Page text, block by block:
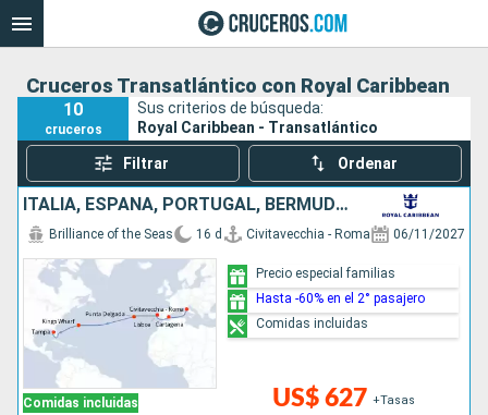
Cruceros Transatlántico con Royal Caribbean
10
cruceros
Sus criterios de búsqueda:
Royal Caribbean - Transatlántico
Filtrar Ordenar
ITALIA, ESPAÑA, PORTUGAL, BERMUDAS, ESTADOS UNIDOS
Comidas incluidas
Brilliance of the Seas 16 d Civitavecchia - Roma 06/11/2027
US$ 627 +Tasas
Precio especial familias
Hasta -60% en el 2° pasajero
Comidas incluidas